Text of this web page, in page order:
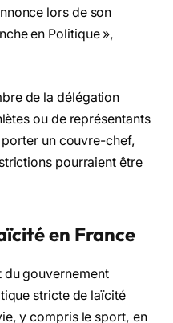
lors de son
en Politique »,
de la délégation
ou de représentants
un couvre-chef,
pourraient être
en France
du gouvernement
stricte de laïcité
y compris le sport, en